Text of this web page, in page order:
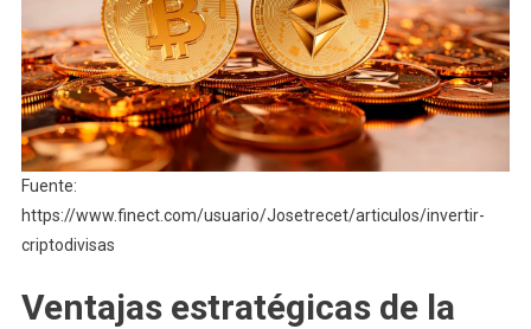
Fuente:
https://www.finect.com/usuario/Josetrecet/articulos/invertir-
criptodivisas
Ventajas estratégicas de la